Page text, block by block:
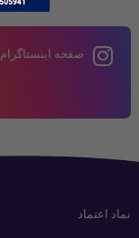
صفحه اینستاگرام
نماد اعتماد